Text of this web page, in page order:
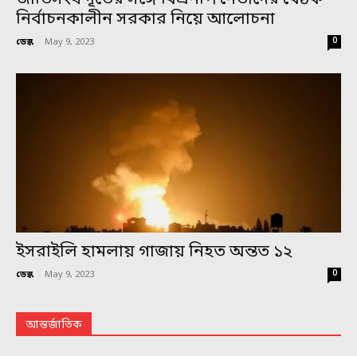
নির্বাচনকালীন সরকার নিয়ে আলোচনা
ডেস্ক - May 9, 2023 0
ইসরাইলি হামলায় গাজায় নিহত অন্তত ১২
ডেস্ক - May 9, 2023 0
আন্তর্জাতিক